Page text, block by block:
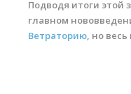
Подводя итоги этой
главном
Ветраторию, но